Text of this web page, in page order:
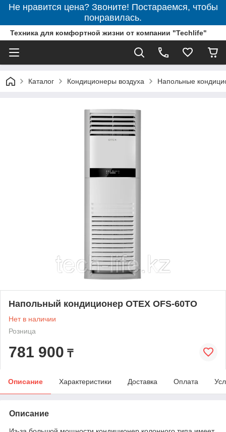
Не нравится цена? Звоните! Постараемся, чтобы
понравилась.
Техника для комфортной жизни от компании "Techlife"
Каталог Кондиционеры воздуха Напольные
Напольный кондиционер OTEX OFS-60TO
Нет в наличии
Розница
781 900 ₸
Описание Характеристики Доставка Оплата
Описание